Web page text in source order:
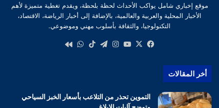
موقع إخباري شامل يواكب الأحداث لحظة بلحظة، ويقدم تغطية متميزة لأهم
الأخبار المحلية والعربية والعالمية، بالإضافة إلى أخبار الرياضة، الاقتصاد،
التكنولوجيا، والثقافة بأسلوب مهني وموضوعي.
فيسبوك
‫X
‫YouTube
انستقرام
تيلقرام‫TikTokواتساب
أخر المقالات
التموين تحذر من التلاعب بأسعار الخبز السياحي